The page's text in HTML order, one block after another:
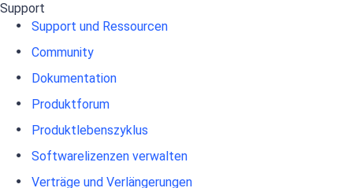
Support
Support und Ressourcen
Community
Dokumentation
Produktforum
Produktlebenszyklus
Softwarelizenzen verwalten
Verträge und Verlängerungen